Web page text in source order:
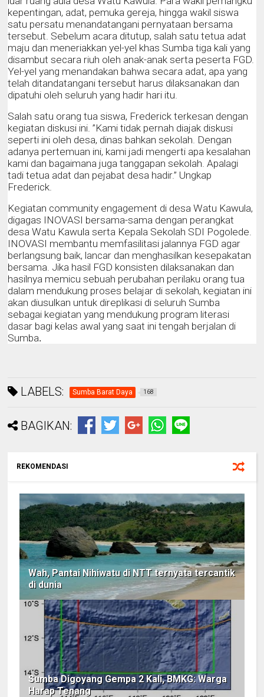
kepentingan, adat, pemuka gereja, hingga wakil siswa
satu persatu menandatangani pernyataan bersama
tersebut. Sebelum acara ditutup, salah satu tetua adat
maju dan meneriakkan yel-yel khas Sumba tiga kali yang
disambut secara riuh oleh anak-anak serta peserta FGD.
Yel-yel yang menandakan bahwa secara adat, apa yang
telah ditandatangani tersebut harus dilaksanakan dan
dipatuhi oleh seluruh yang hadir hari itu.
Salah satu orang tua siswa, Frederick terkesan dengan
kegiatan diskusi ini. ”Kami tidak pernah diajak diskusi
seperti ini oleh desa, dinas bahkan sekolah. Dengan
adanya pertemuan ini, kami jadi mengerti apa kesalahan
kami dan bagaimana juga tanggapan sekolah. Apalagi
tadi tetua adat dan pejabat desa hadir.” Ungkap
Frederick.
Kegiatan community engagement di desa Watu Kawula,
digagas INOVASI bersama-sama dengan perangkat
desa Watu Kawula serta Kepala Sekolah SDI Pogolede.
INOVASI membantu memfasilitasi jalannya FGD agar
berlangsung baik, lancar dan menghasilkan kesepakatan
bersama. Jika hasil FGD konsisten dilaksanakan dan
hasilnya memicu sebuah perubahan perilaku orang tua
dalam mendukung proses belajar di sekolah, kegiatan ini
akan diusulkan untuk direplikasi di seluruh Sumba
sebagai kegiatan yang mendukung program literasi
dasar bagi kelas awal yang saat ini tengah berjalan di
Sumba.
LABELS: Sumba Barat Daya 168
BAGIKAN:
REKOMENDASI
Wah, Pantai Nihiwatu di NTT ternyata tercantik
di dunia
Sumba Digoyang Gempa 2 Kali, BMKG: Warga
Harap Tenang